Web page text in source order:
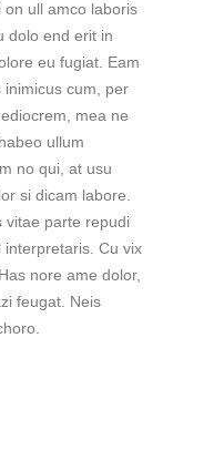
ull amco laboris
dolo end erit in
eu fugiat. Eam
inimicus cum, per
mea ne
ullum
no qui, at usu
si dicam labore.
vitae parte repudi
Cu vix
nore ame dolor,
feugat. Neis